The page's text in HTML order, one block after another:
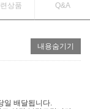
상품 Q&A
내용숨기기
일 배달됩니다.